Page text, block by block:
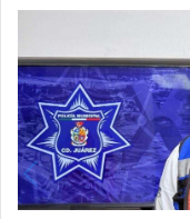
de
Septiembre
hombre
dentro
de
una
notaría
pública;
lo